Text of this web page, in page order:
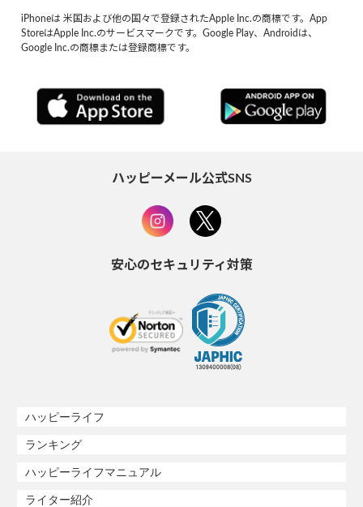
iPhoneは 米国および他の国々で登録されたApple Inc.の商標です。App
StoreはApple Inc.のサービスマークです。Google Play、Androidは、
Google Inc.の商標または登録商標です。
ハッピーメール公式SNS
安心のセキュリティ対策
ハッピーライフ
ランキング
ハッピーライフマニュアル
ライター紹介